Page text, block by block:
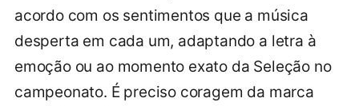
acordo com os sentimentos que a música
desperta em cada um, adaptando a letra à
emoção ou ao momento exato da Seleção no
campeonato. É preciso coragem da marca